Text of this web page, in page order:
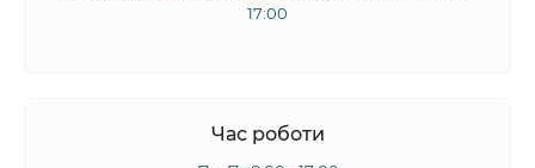
17:00
Час роботи